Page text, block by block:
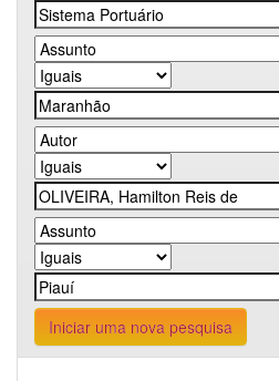
Iniciar uma nova pesquisa